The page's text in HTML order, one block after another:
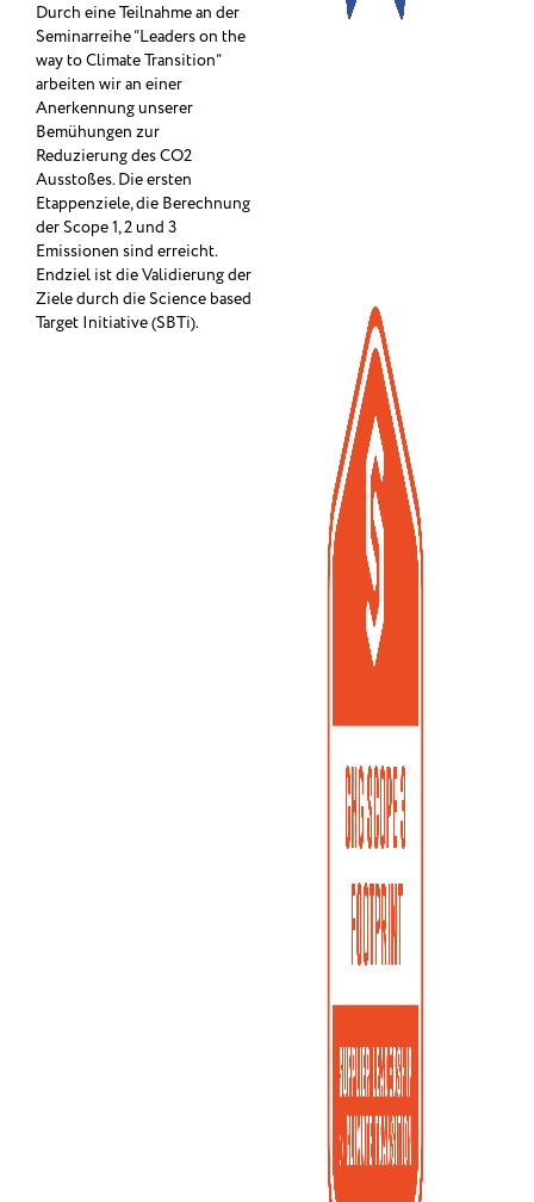
Durch eine Teilnahme an der
Seminarreihe “Leaders on the
way to Climate Transition”
arbeiten wir an einer
Anerkennung unserer
Bemühungen zur
Reduzierung des CO2
Ausstoßes. Die ersten
Etappenziele, die Berechnung
der Scope 1, 2 und 3
Emissionen sind erreicht.
Endziel ist die Validierung der
Ziele durch die Science based
Target Initiative (SBTi).